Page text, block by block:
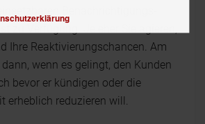
Ihre Reaktivierungschancen. Am
wenn es gelingt, den Kunden
bevor er kündigen oder die
erheblich reduzieren will.